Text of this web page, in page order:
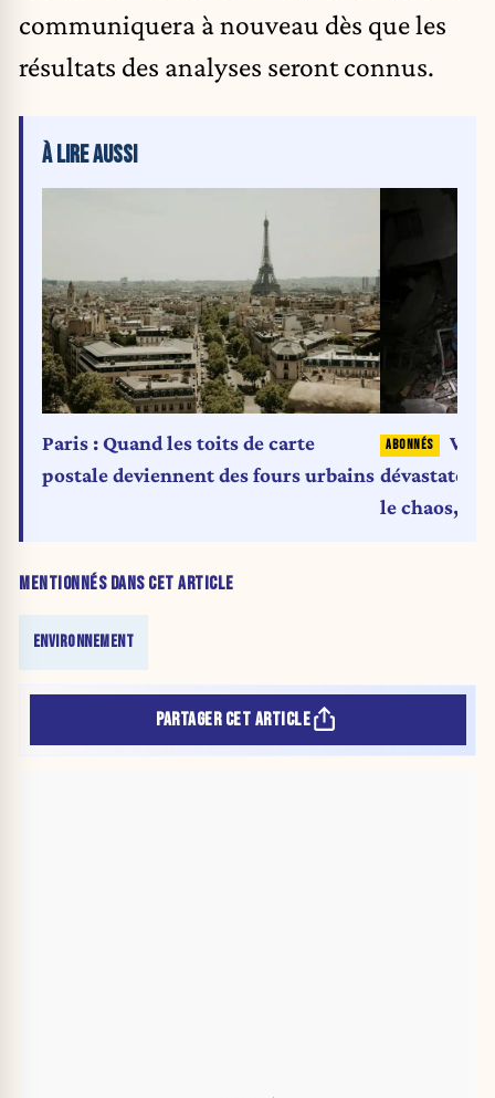
communiquera à nouveau dès que les
résultats des analyses seront connus.
MENTIONNÉS DANS CET ARTICLE
ENVIRONNEMENT
À LIRE AUSSI
Paris : Quand les toits de carte
postale deviennent des fours urbains
le chaos,
PARTAGER CET ARTICLE